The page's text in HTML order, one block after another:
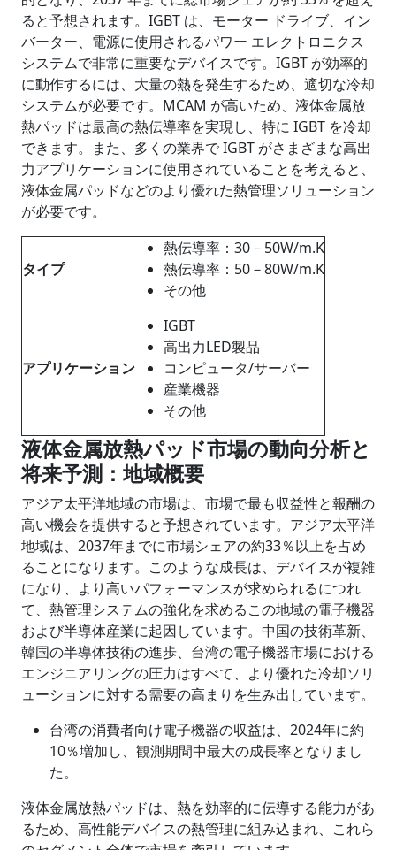
ると予想されます。IGBT は、モーター ドライブ、イン
バーター、電源に使用されるパワー エレクトロニクス
システムで非常に重要なデバイスです。IGBT が効率的
に動作するには、大量の熱を発生するため、適切な冷却
システムが必要です。MCAM が高いため、液体金属放
熱パッドは最高の熱伝導率を実現し、特に IGBT を冷却
できます。また、多くの業界で IGBT がさまざまな高出
力アプリケーションに使用されていることを考えると、
液体金属パッドなどのより優れた熱管理ソリューション
が必要です。
タイプ
熱伝導率：30－50W/m.K
熱伝導率：50－80W/m.K
その他
アプリケーション
IGBT
高出力LED製品
コンピュータ/サーバー
産業機器
その他
液体金属放熱パッド市場の動向分析と
将来予測：地域概要
アジア太平洋地域の市場は、市場で最も収益性と報酬の
高い機会を提供すると予想されています。アジア太平洋
地域は、2037年までに市場シェアの約33％以上を占め
ることになります。このような成長は、デバイスが複雑
になり、より高いパフォーマンスが求められるにつれ
て、熱管理システムの強化を求めるこの地域の電子機器
および半導体産業に起因しています。中国の技術革新、
韓国の半導体技術の進歩、台湾の電子機器市場における
エンジニアリングの圧力はすべて、より優れた冷却ソリ
ューションに対する需要の高まりを生み出しています。
台湾の消費者向け電子機器の収益は、2024年に約
10％増加し、観測期間中最大の成長率となりまし
た。
液体金属放熱パッドは、熱を効率的に伝導する能力があ
るため、高性能デバイスの熱管理に組み込まれ、これら